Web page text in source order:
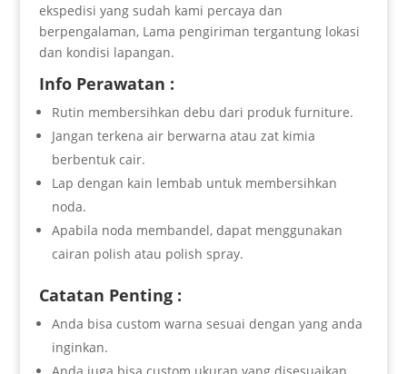
ekspedisi yang sudah kami percaya dan
berpengalaman, Lama pengiriman tergantung lokasi
dan kondisi lapangan.
Info Perawatan :
Rutin membersihkan debu dari produk furniture.
Jangan terkena air berwarna atau zat kimia
berbentuk cair.
Lap dengan kain lembab untuk membersihkan
noda.
Apabila noda membandel, dapat menggunakan
cairan polish atau polish spray.
Catatan Penting :
Anda bisa custom warna sesuai dengan yang anda
inginkan.
Anda juga bisa custom ukuran yang disesuaikan